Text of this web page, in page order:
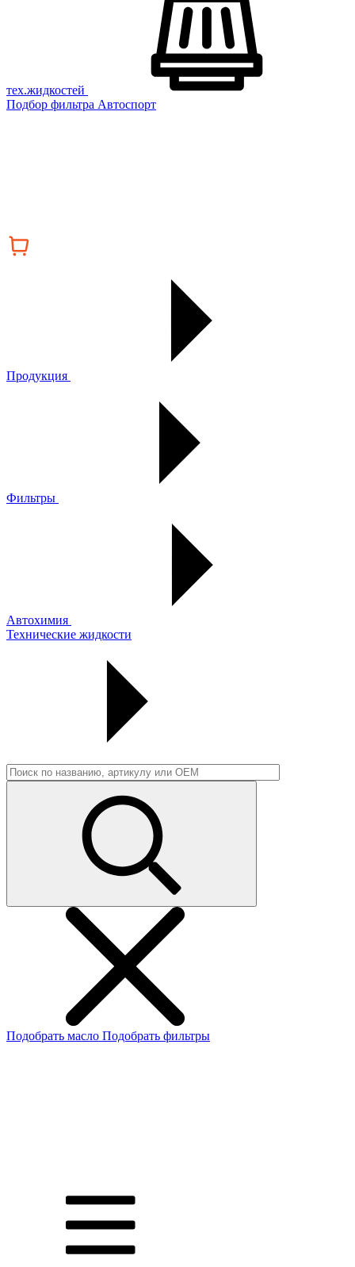
тех.жидкостей
Подбор фильтра Автоспорт
Продукция
Фильтры
Автохимия
Технические жидкости
Подобрать масло Подобрать фильтры